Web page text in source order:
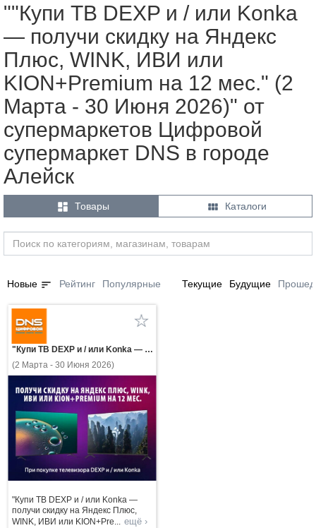
""Купи ТВ DEXP и / или Konka
— получи скидку на Яндекс
Плюс, WINK, ИВИ или
KION+Premium на 12 мес." (2
Марта - 30 Июня 2026)" от
супермаркетов Цифровой
супермаркет DNS в городе
Алейск
 Товары  Каталоги
Новые sort Рейтинг Популярные Текущие Будущие
"Купи ТВ DEXP и / или Konka — получи скидку на Яндекс Плюс, WINK, ИВИ или KION+Premium на 12 мес."
(2 Марта - 30 Июня 2026)
"Купи ТВ DEXP и / или Konka —
получи скидку на Яндекс Плюс,
WINK, ИВИ или KION+Pre... ещё ›